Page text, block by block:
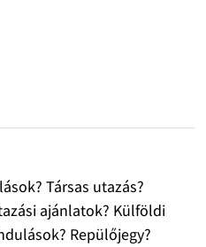
Társas utazás?
ajánlatok? Külföldi
Repülőjegy?